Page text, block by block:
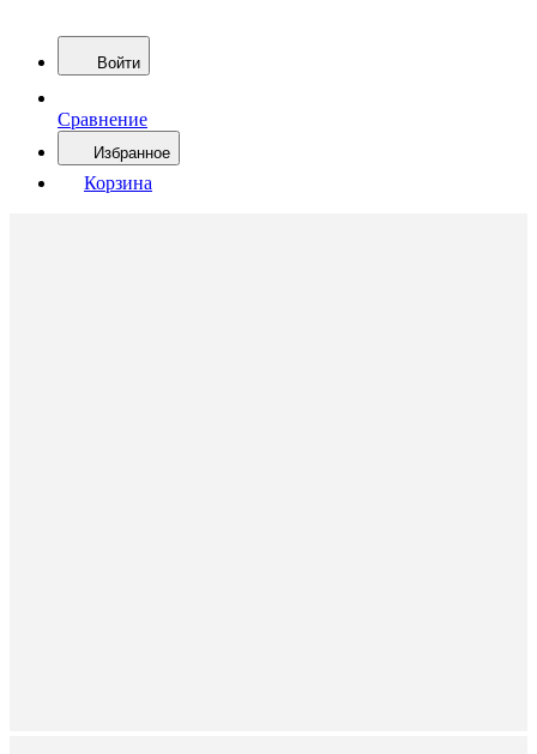
Войти
Сравнение
Избранное
Корзина